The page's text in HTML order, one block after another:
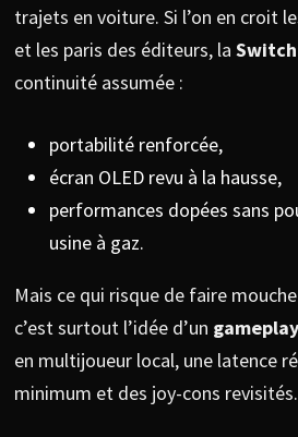
trajets en voiture. Si l’on en croit
et les paris des éditeurs, la
continuité assumée :
portabilité renforcée,
écran OLED revu à la hausse,
performances dopées sans
usine à gaz.
Mais ce qui risque de faire
c’est surtout l’idée d’un
en multijoueur local, une latence
minimum et des joy-cons revisités.